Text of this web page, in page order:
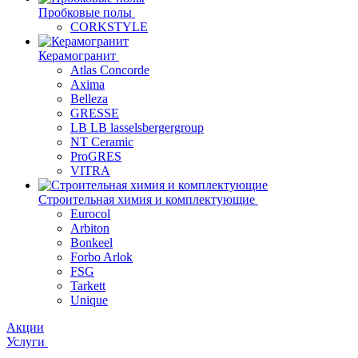
Пробковые полы
CORKSTYLE
Керамогранит
Atlas Concorde
Axima
Belleza
GRESSE
LB LB lasselsbergergroup
NT Ceramic
ProGRES
VITRA
Строительная химия и комплектующие
Eurocol
Arbiton
Bonkeel
Forbo Arlok
FSG
Tarkett
Unique
Акции
Услуги